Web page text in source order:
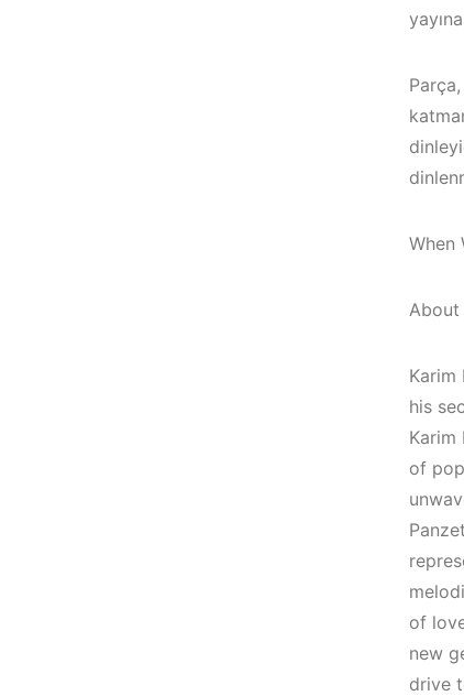
İzmir ‘in Yeni
Elektronik
Mekanı : CAVE
When
his
Karim
of
of
new
drive